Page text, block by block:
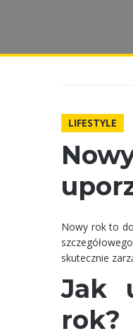
LIFESTYLE
​Nowy rok to
skutecznie
Jak
rok?